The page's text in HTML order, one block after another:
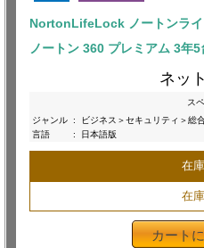
NortonLifeLock ノートンライ
ノートン 360 プレミアム 3年5
ネッ
ス
ジャンル :
ビジネス＞セキュリティ＞総
言語
: 日本語版
在
在
カート